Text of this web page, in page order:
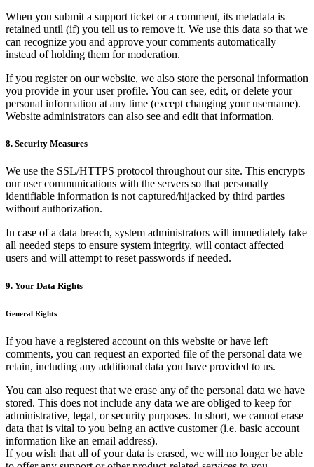
When you submit a support ticket or a comment, its metadata is
retained until (if) you tell us to remove it. We use this data so that we
can recognize you and approve your comments automatically
instead of holding them for moderation.
If you register on our website, we also store the personal information
you provide in your user profile. You can see, edit, or delete your
personal information at any time (except changing your username).
Website administrators can also see and edit that information.
8. Security Measures
We use the SSL/HTTPS protocol throughout our site. This encrypts
our user communications with the servers so that personally
identifiable information is not captured/hijacked by third parties
without authorization.
In case of a data breach, system administrators will immediately take
all needed steps to ensure system integrity, will contact affected
users and will attempt to reset passwords if needed.
9. Your Data Rights
General Rights
If you have a registered account on this website or have left
comments, you can request an exported file of the personal data we
retain, including any additional data you have provided to us.
You can also request that we erase any of the personal data we have
stored. This does not include any data we are obliged to keep for
administrative, legal, or security purposes. In short, we cannot erase
data that is vital to you being an active customer (i.e. basic account
information like an email address).
If you wish that all of your data is erased, we will no longer be able